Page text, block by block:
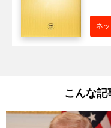
ネ
こんな